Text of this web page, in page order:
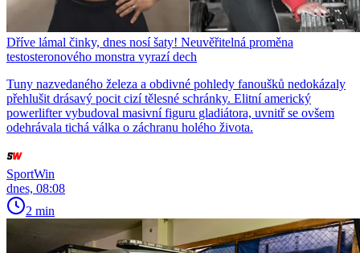
Dříve lámal činky, dnes nosí šaty! Neuvěřitelná proměna
testosteronového monstra vyrazí dech
Tuny nazvedaného železa a obdivné pohledy fanoušků nedokázaly
přehlušit drásavý pocit cizí tělesné schránky. Elitní americký
powerlifter vybudoval masivní figuru gladiátora, uvnitř se ovšem
odehrávala tichá válka o záchranu holého života.
SportWin
dnes, 08:08
2 min